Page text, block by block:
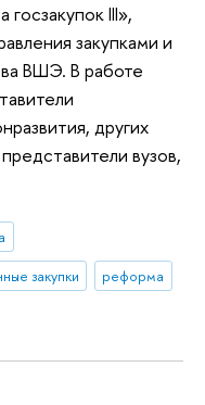
III»,
закупками и
ВШЭ. В работе
других
вузов,
закупки реформа